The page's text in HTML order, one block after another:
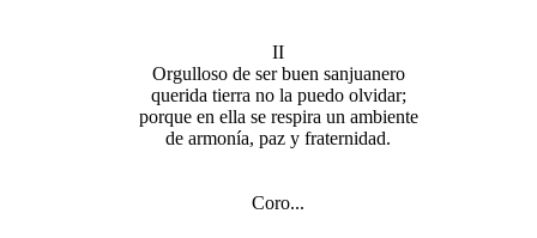
II
Orgulloso de ser buen sanjuanero
querida tierra no la puedo olvidar;
porque en ella se respira un ambiente
de armonía, paz y fraternidad.
Coro...